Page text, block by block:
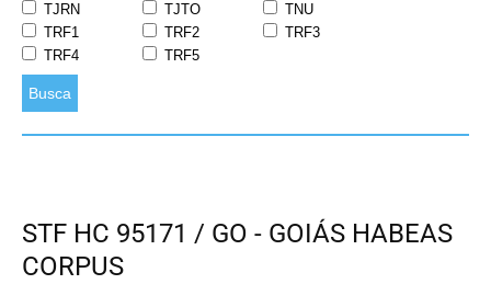
TJRN
TJTO
TNU
TRF1
TRF2
TRF3
TRF4
TRF5
Busca
STF HC 95171 / GO - GOIÁS HABEAS
CORPUS